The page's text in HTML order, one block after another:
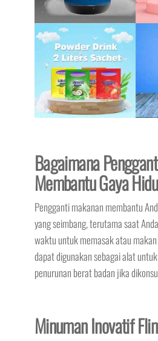
Bagaimana
Membantu Gaya
Pengganti makanan membantu
yang seimbang, terutama saat
waktu untuk memasak atau
dapat digunakan sebagai alat
penurunan berat badan jika
Minuman Inovatif